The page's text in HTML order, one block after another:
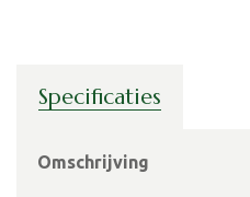
Specificaties
Omschrijving